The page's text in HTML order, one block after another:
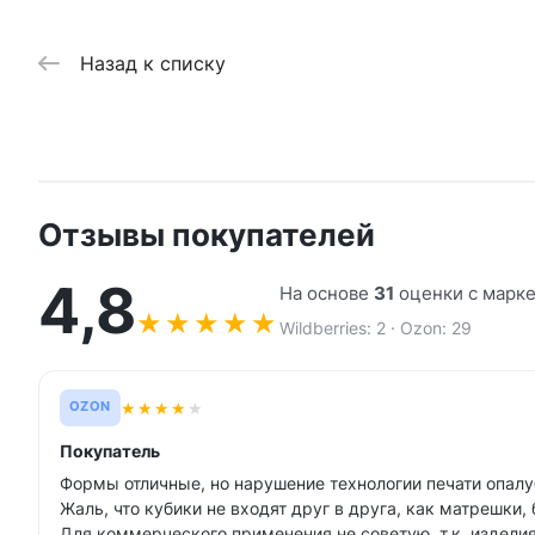
Назад к списку
Отзывы покупателей
4,8★ ★ ★ ★ ★
На основе 31 оценки с
Wildberries: 2 · Ozon: 29
OZON ★★★★ ★
Покупатель
Формы отличные, но нарушение технологии печати
Жаль, что кубики не входят друг в друга, как